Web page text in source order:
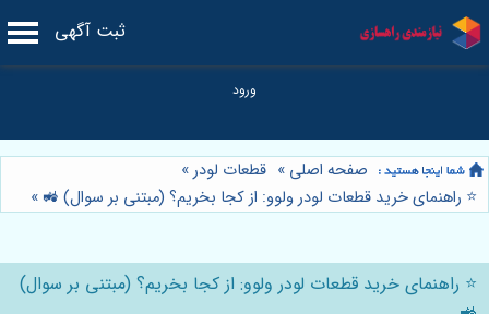
ثبت آگهی
صفحه اصلی » قطعات لودر»
⭐️ راهنمای خرید قطعات لودر ولوو: از کجا بخریم؟ (مبتنی بر سوال) 🚜 »
⭐️ راهنمای خرید قطعات لودر ولوو: از کجا بخریم؟ (مبتنی بر سوال)